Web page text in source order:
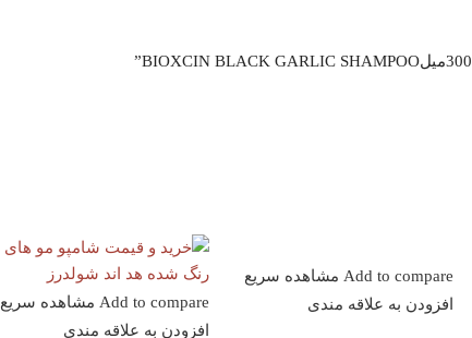
Add to compare مشاهده سریع
افزودن به علاقه مندی
Add to compare مشاهده سریع
افزودن به علاقه مندی